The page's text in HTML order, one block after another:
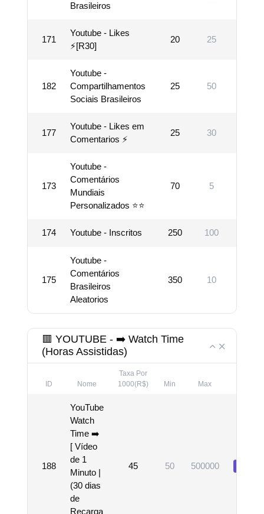
Brasileiros
171
Youtube - Likes
⚡[R30]
20 25
182
Youtube -
Compartilhamentos
Sociais Brasileiros
25 50
177
Youtube - Likes em
Comentarios ⚡
25 30
173
Youtube -
Comentários
Mundiais
Personalizados ⭐⭐
70 5
174 Youtube - Inscritos 250 100
175
Youtube -
Comentários
Brasileiros
Aleatorios
350 10
🟥 YOUTUBE - ➡️ Watch Time
(Horas Assistidas)
ID Nome
Taxa Por
1000(R$)
Min Max
188
YouTube
Watch
Time ➡️
[ Vídeo
de 1
Minuto |
(30 dias
de
Recarga
45 50 500000